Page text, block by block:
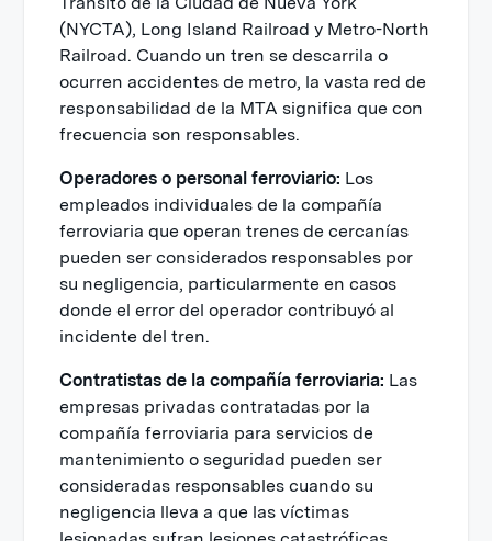
(NYCTA), Long Island Railroad y Metro-North
Railroad. Cuando un tren se descarrila o
ocurren accidentes de metro, la vasta red de
responsabilidad de la MTA significa que con
frecuencia son responsables.
Operadores o personal ferroviario: Los
empleados individuales de la compañía
ferroviaria que operan trenes de cercanías
pueden ser considerados responsables por
su negligencia, particularmente en casos
donde el error del operador contribuyó al
incidente del tren.
Contratistas de la compañía ferroviaria: Las
empresas privadas contratadas por la
compañía ferroviaria para servicios de
mantenimiento o seguridad pueden ser
consideradas responsables cuando su
negligencia lleva a que las víctimas